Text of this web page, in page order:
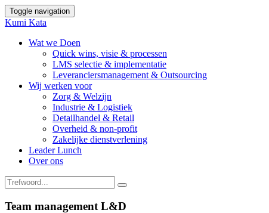
Toggle navigation
Kumi Kata
Wat we Doen
Quick wins, visie & processen
LMS selectie & implementatie
Leveranciersmanagement & Outsourcing
Wij werken voor
Zorg & Welzijn
Industrie & Logistiek
Detailhandel & Retail
Overheid & non-profit
Zakelijke dienstverlening
Leader Lunch
Over ons
Team management L&D